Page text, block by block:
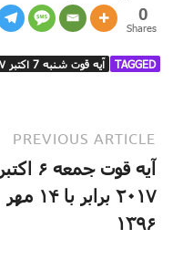
0
Shares
TAGGED آیه قوت شنبه 7 اکتبر ۲۰۱۷ برابر با 15 مهر ۱۳۹۶
PREVIOUS ARTICLE
آیه قوت جمعه ۶ اکتبر
۲۰۱۷ برابر با ۱۴ مهر
۱۳۹۶